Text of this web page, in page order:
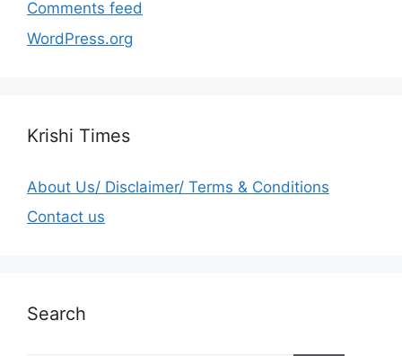
Comments feed
WordPress.org
Krishi Times
About Us/ Disclaimer/ Terms & Conditions
Contact us
Search